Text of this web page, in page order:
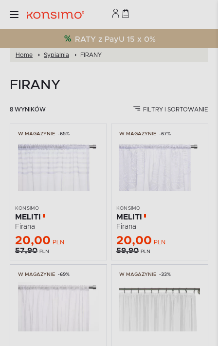
RATY z PayU 15 x 0%
Home Sypialnia FIRANY
FIRANY
8 WYNIKÓW FILTRY I SORTOWANIE
W MAGAZYNIE -65%
KONSIMO
MELITI
Firana
20,00 PLN
57,90 PLN
W MAGAZYNIE -67%
KONSIMO
MELITI
Firana
20,00 PLN
59,90 PLN
W MAGAZYNIE -69% W MAGAZYNIE -33%